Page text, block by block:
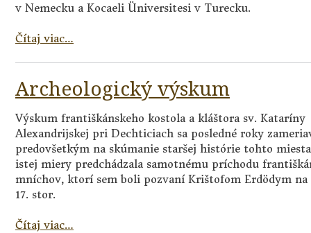
v Nemecku a Kocaeli Üniversitesi v Turecku.
Čítaj viac…
Archeologický výskum
Výskum františkánskeho kostola a kláštora sv. Kataríny
Alexandrijskej pri Dechticiach sa posledné roky
predovšetkým na skúmanie staršej histórie tohto
istej miery predchádzala samotnému príchodu
mníchov, ktorí sem boli pozvaní Krištofom Erdödym na
17. stor.
Čítaj viac…